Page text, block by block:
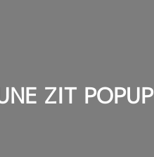
ZIT POPUP